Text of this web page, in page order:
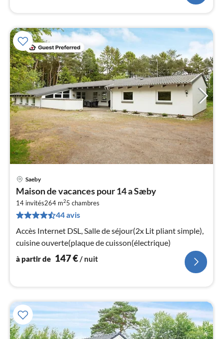
Saeby
Maison de vacances pour 14 a Sæby
14 invités264 m25 chambres
44 avis
Accès Internet DSL, Salle de séjour(2x Lit pliant simple),
cuisine ouverte(plaque de cuisson(électrique)
à partir de 147€ / nuit